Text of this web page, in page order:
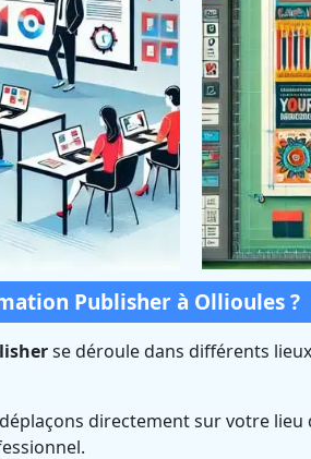
Publisher à Ollioules ?
se déroule dans différents
directement sur votre